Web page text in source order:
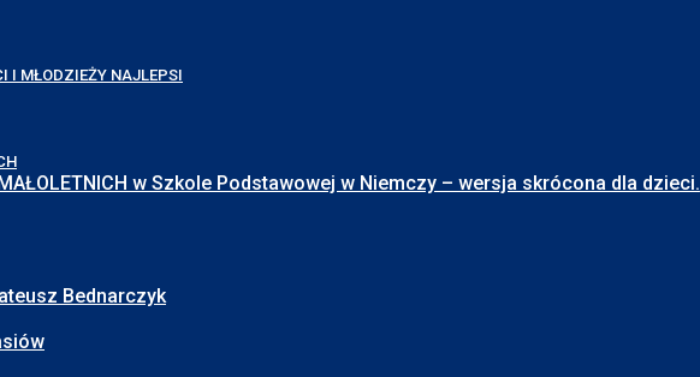
I MŁODZIEŻY NAJLEPSI
MAŁOLETNICH w Szkole Podstawowej w Niemczy – wersja skrócona dla dzieci.
Bednarczyk